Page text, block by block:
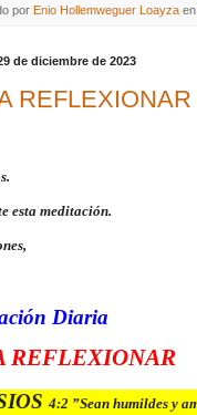
por Enio Hollemweguer Loayza en
de diciembre de 2023
REFLEXIONAR
esta meditación.
Diaria
REFLEXIONAR
4:2 ”Sean humildes y